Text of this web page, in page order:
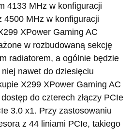
4133 MHz w konfiguracji
4500 MHz w konfiguracji
XPower Gaming AC
w rozbudowaną sekcję
radiatorem, a ogólnie będzie
nawet do dziesięciu
X299 XPower Gaming AC
do czterech złączy PCIe
3.0 x1. Przy zastosowaniu
z 44 liniami PCIe, takiego